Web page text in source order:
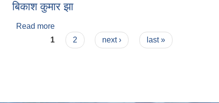
बिकाश कुमार झा
Read more
Pages
1 2 next › last »